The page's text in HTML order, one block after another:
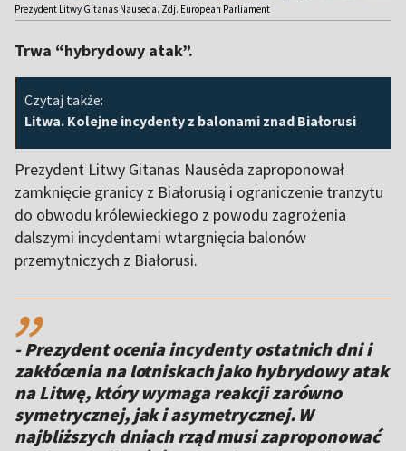
Prezydent Litwy Gitanas Nauseda. Zdj. European Parliament
Trwa “hybrydowy atak”.
Czytaj także:
Litwa. Kolejne incydenty z balonami znad Białorusi
Prezydent Litwy Gitanas Nausėda zaproponował
zamknięcie granicy z Białorusią i ograniczenie tranzytu
do obwodu królewieckiego z powodu zagrożenia
dalszymi incydentami wtargnięcia balonów
przemytniczych z Białorusi.
,,
- Prezydent ocenia incydenty ostatnich dni i
zakłócenia na lotniskach jako hybrydowy atak
na Litwę, który wymaga reakcji zarówno
symetrycznej, jak i asymetrycznej. W
najbliższych dniach rząd musi zaproponować